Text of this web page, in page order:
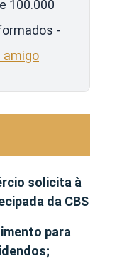
100.000
-
amigo
solicita à
da CBS
para